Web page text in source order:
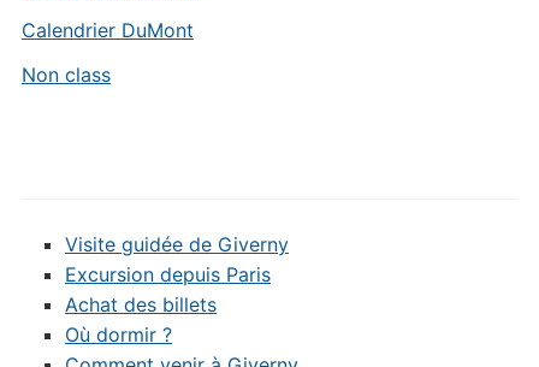
Calendrier DuMont
Non class
Visite guidée de Giverny
Excursion depuis Paris
Achat des billets
Où dormir ?